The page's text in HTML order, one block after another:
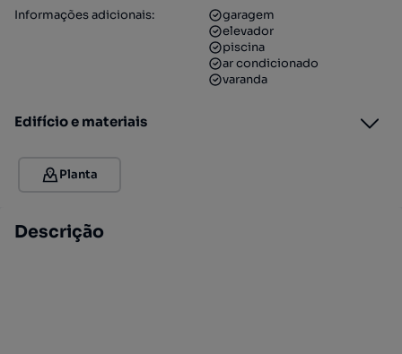
Informações adicionais:
garagem
elevador
piscina
ar condicionado
varanda
Edifício e materiais
Planta
Descrição